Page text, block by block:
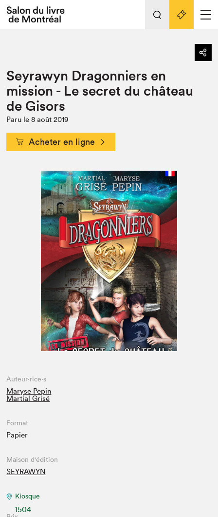
Espace médias
Espace exposant⋅e⋅s
Espace enseignant·e·s
Espace pro
Actualités
Vidéos et Balados
Club de lecture Braindate
Nos activités
Édition 2022
Nous connaître
Projets partenaires 2022
Archives
Liens pratiques
Seyrawyn Dragonniers en
mission - Le secret du château
de Gisors
Paru le 8 août 2019
Acheter en ligne
Auteur·rice·s
Maryse Pepin
Martial Grisé
Format
Papier
Maison d'édition
SEYRAWYN
Kiosque
1504